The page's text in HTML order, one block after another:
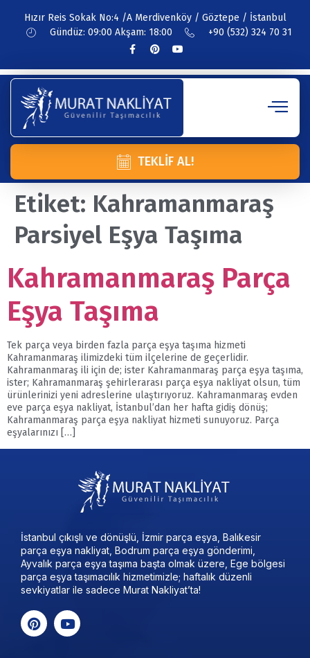
Hızır Reis Sokak No:4 /A Merdivenköy / Göztepe / İstanbul
Gündüz: 09:00 Akşam: 18:00
+90 (532) 324 70 31
TEKLIF AL!
Etiket: Kahramanmaraş
Parsiyel Eşya Taşıma
Kahramanmaraş Parça
Eşya Taşıma
Tek parça veya birden fazla parça eşya taşıma hizmeti
Kahramanmaraş ilimizdeki tüm ilçelerine de geçerlidir.
Kahramanmaraş ili için de; ister Kahramanmaraş parça eşya taşıma,
ister; Kahramanmaraş şehirlerarası parça eşya nakliyat olsun, tüm
ürünlerinizi yeni adreslerine ulaştırıyoruz. Kahramanmaraş evden
eve parça eşya nakliyat, İstanbul’dan her hafta gidiş dönüş;
Kahramanmaraş parça eşya nakliyat hizmeti sunuyoruz. Parça
eşyalarınızı […]
İstanbul çıkışlı ve dönüşlü, İzmir parça eşya, Balıkesir
parça eşya nakliyat, Bodrum parça eşya gönderimi,
Ayvalık parça eşya taşıma başta olmak üzere, Ege bölgesi
parça eşya taşımacılık hizmetimizle; haftalık düzenli
sevkiyatlar ile sadece Murat Nakliyat’ta!